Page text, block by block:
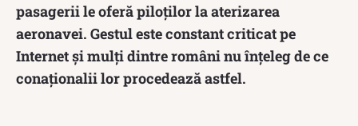
pasagerii le oferă piloților la aterizarea
aeronavei. Gestul este constant criticat pe
Internet și mulți dintre români nu înțeleg de ce
conaționalii lor procedează astfel.